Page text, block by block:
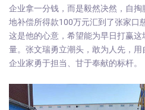
企业拿一分钱，而是毅然决然，自
地补偿所得款100万元汇到了张家口
这是他的心意，希望能为早日打赢
量。张文瑞勇立潮头，敢为人先，
企业家勇于担当、甘于奉献的标杆。